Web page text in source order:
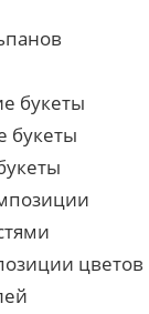
букеты
букеты
цветов